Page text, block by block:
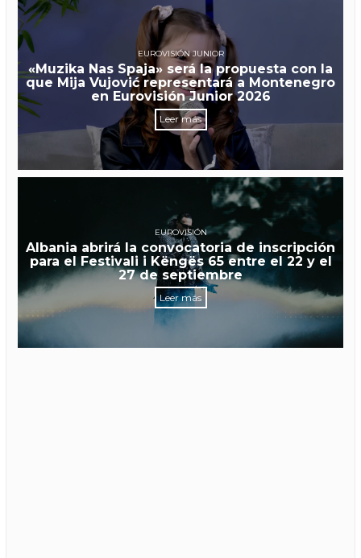
EUROVISIÓN JUNIOR
«Muzika Nas Spaja» será la propuesta con la
que Mija Vujović representará a Montenegro
en Eurovisión Junior 2026
Leer más
EUROVISIÓN
Albania abrirá la convocatoria de inscripción
para el Festivali i Këngës 65 entre el 22 y el
27 de septiembre
Leer más